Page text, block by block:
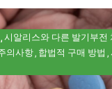
시알리스와 다른 발기부전
의사항 합법적 구매 방법